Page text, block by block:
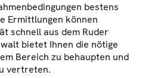
bestens
Ermittlungen können
schnell aus dem Ruder
bietet Ihnen die nötige
Bereich zu behaupten und
vertreten.